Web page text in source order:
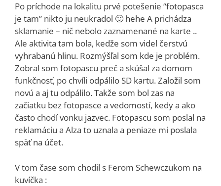
Po príchode na lokalitu prvé potešenie “fotopasca
je tam” nikto ju neukradol 🙂 hehe A prichádza
sklamanie – nič nebolo zaznamenané na karte ..
Ale aktivita tam bola, kedže som videl čerstvú
vyhrabanú hlinu. Rozmýšľal som kde je problém.
Zobral som fotopascu preč a skúšal za domom
funkčnosť, po chvíli odpálilo SD kartu. Založil som
novú a aj tu odpálilo. Takže som bol zas na
začiatku bez fotopasce a vedomostí, kedy a ako
často chodí vonku jazvec. Fotopascu som poslal na
reklamáciu a Alza to uznala a peniaze mi poslala
späť na účet.
V tom čase som chodil s Ferom Schewczukom na
kuvíčka :